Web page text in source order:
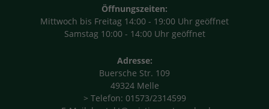
Öffnungszeiten:
Mittwoch bis Freitag 14:00 - 19:00 Uhr geöffnet
Samstag 10:00 - 14:00 Uhr geöffnet
Adresse:
Buersche Str. 109
49324 Melle
> Telefon: 01573/2314599